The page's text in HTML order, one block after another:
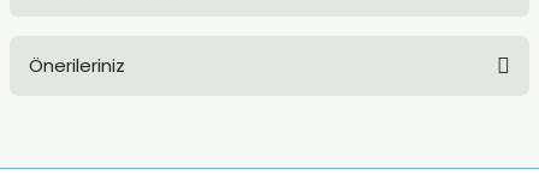
Önerileriniz
kullanarak tarafımıza iletebilirsiniz.